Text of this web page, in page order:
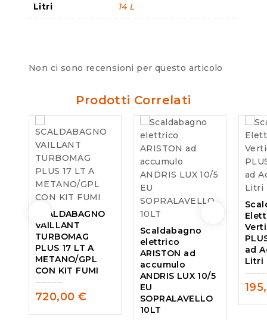
Litri 14 L
Non ci sono recensioni per questo articolo
Prodotti Correlati
SCALDABAGNO
VAILLANT
TURBOMAG
PLUS 17 LT A
METANO/GPL
CON KIT FUMI
0
out
720,00 €
Scaldabagno
elettrico
ARISTON ad
accumulo
ANDRIS LUX 10/5
EU
SOPRALAVELLO
10LT
ad
Litri
0
out